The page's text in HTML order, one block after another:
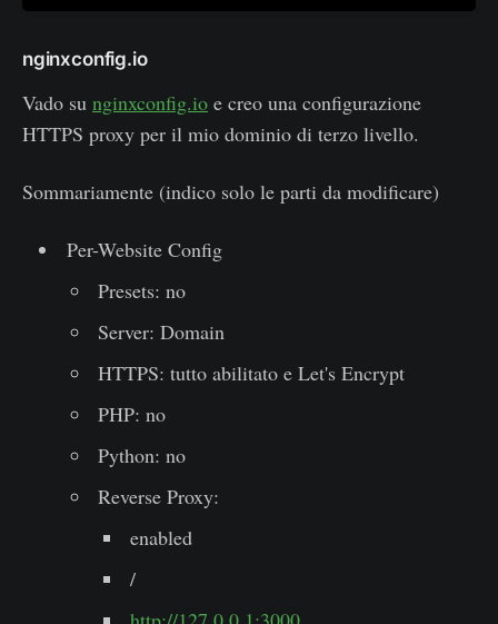
nginxconfig.io
Vado su nginxconfig.io e creo una configurazione
HTTPS proxy per il mio dominio di terzo livello.
Sommariamente (indico solo le parti da modificare)
Per-Website Config
Presets: no
Server: Domain
HTTPS: tutto abilitato e Let's Encrypt
PHP: no
Python: no
Reverse Proxy:
enabled
/